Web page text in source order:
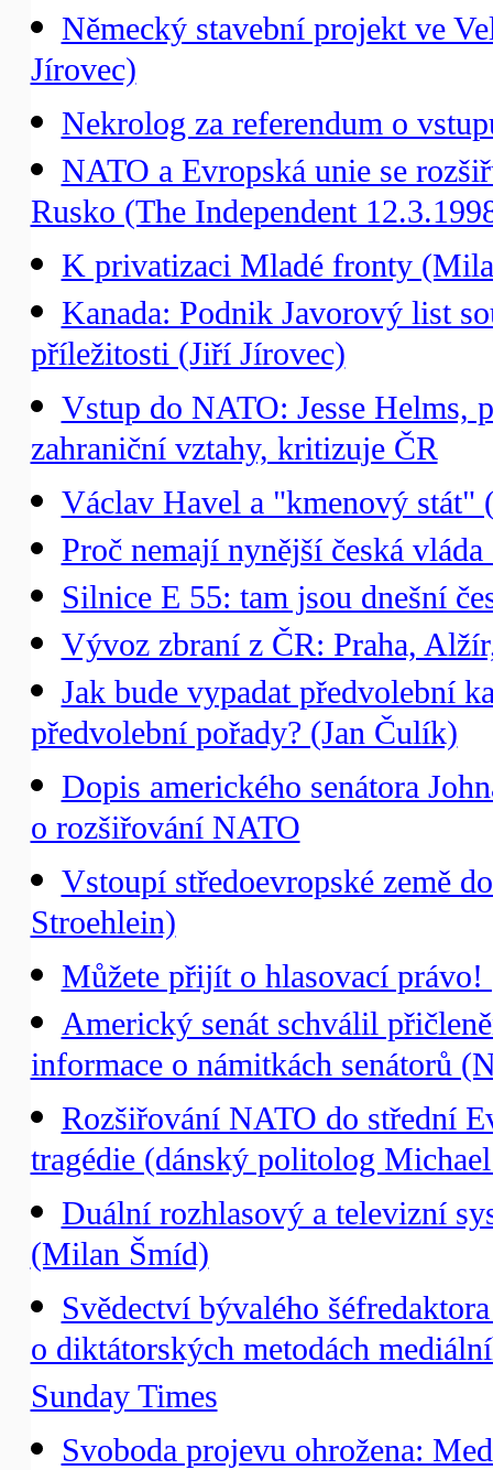
Německý stavební projekt ve
Jírovec)
Nekrolog za referendum o
NATO a Evropská unie se
Rusko (The Independent
K privatizaci Mladé fronty
Kanada: Podnik Javorový list
příležitosti (Jiří Jírovec)
Vstup do NATO: Jesse Helms,
zahraniční vztahy, kritizuje ČR
Václav Havel a "kmenový stát"
Proč nemají nynější česká
Silnice E 55: tam jsou dnešní
Vývoz zbraní z ČR: Praha,
Jak bude vypadat předvolební
předvolební pořady? (Jan Čulík)
Dopis amerického senátora
o rozšiřování NATO
Vstoupí středoevropské země
Stroehlein)
Můžete přijít o hlasovací
Americký senát schválil
informace o námitkách senátorů
Rozšiřování NATO do střední
tragédie (dánský politolog
Duální rozhlasový a televizní
(Milan Šmíd)
Svědectví bývalého
o diktátorských metodách
Sunday Times
Svoboda projevu ohrožena: